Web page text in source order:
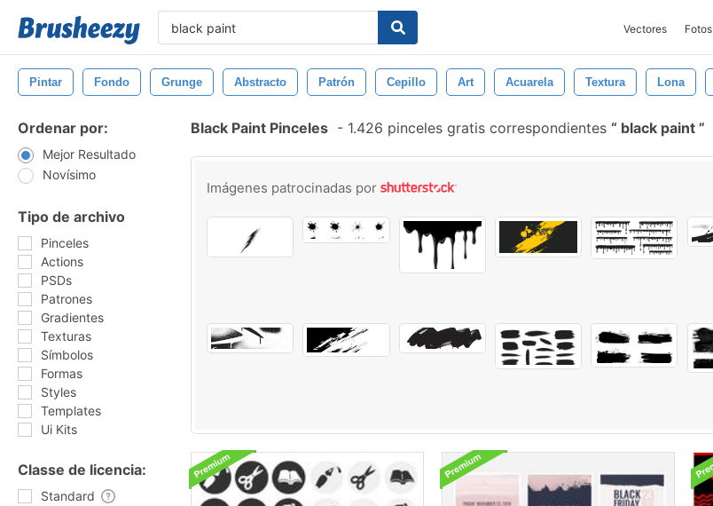
Vectores Fotos
Pintar Fondo Grunge Abstracto Patrón Cepillo Art Acuarela Textura Lona
Ordenar por:
Mejor Resultado
Novísimo
Tipo de archivo
Pinceles
Actions
PSDs
Patrones
Gradientes
Texturas
Símbolos
Formas
Styles
Templates
Ui Kits
Classe de licencia:
Standard
Black Paint Pinceles - 1.426 pinceles gratis correspondientes black paint
Imágenes patrocinadas por